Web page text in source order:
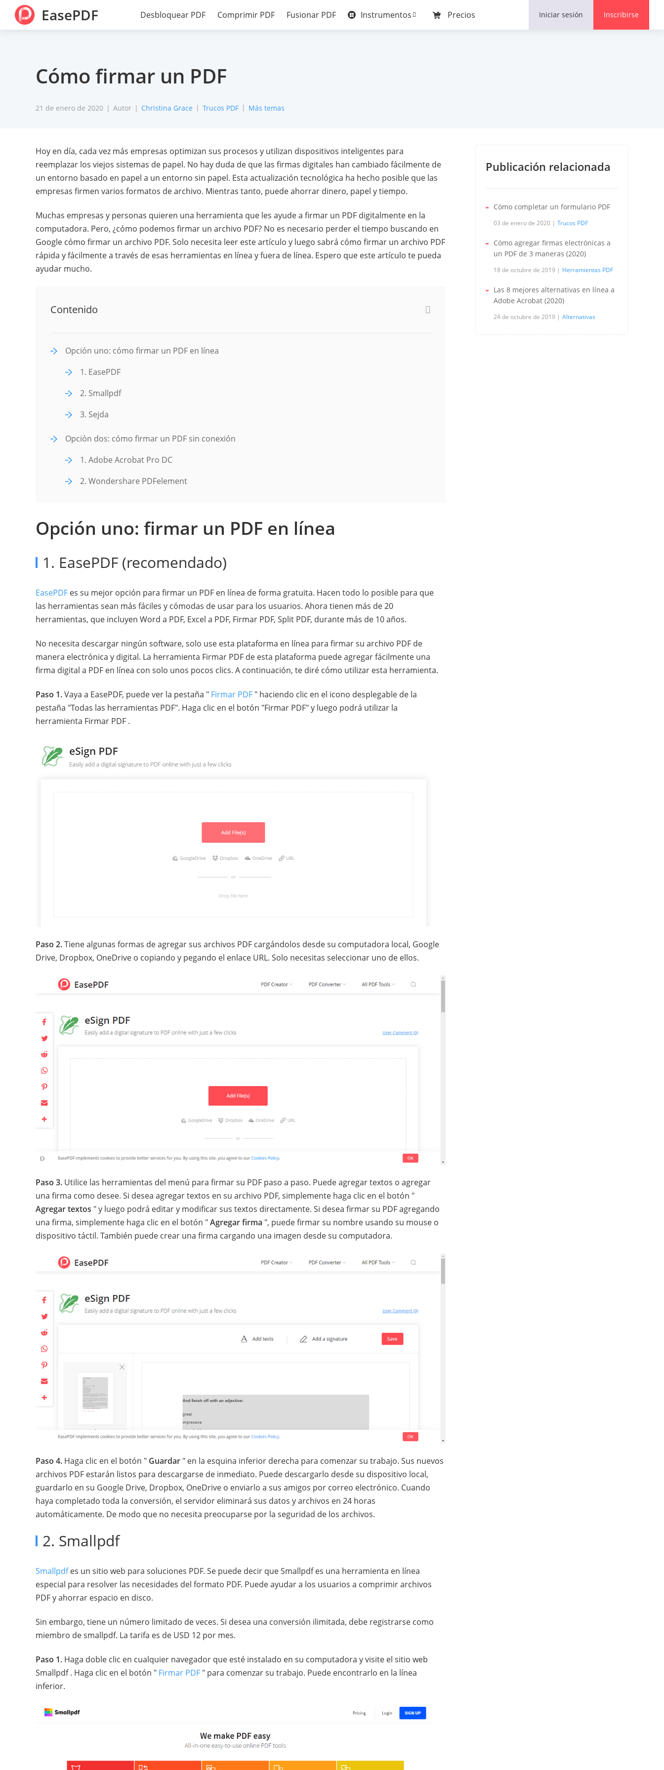
EasePDF Desbloquear PDF Comprimir PDF Fusionar PDF Instrumentos Precios Iniciar sesión Inscribirse
Cómo firmar un PDF
21 de enero de 2020 Autor Christina Grace Trucos PDF Más temas
Comentario
Hoy en día, cada vez más empresas optimizan sus procesos y utilizan dispositivos inteligentes para
reemplazar los viejos sistemas de papel. No hay duda de que las firmas digitales han cambiado fácilmente de
un entorno basado en papel a un entorno sin papel. Esta actualización tecnológica ha hecho posible que las
empresas firmen varios formatos de archivo. Mientras tanto, puede ahorrar dinero, papel y tiempo.
Muchas empresas y personas quieren una herramienta que les ayude a firmar un PDF digitalmente en la
computadora. Pero, ¿cómo podemos firmar un archivo PDF? No es necesario perder el tiempo buscando en
Google cómo firmar un archivo PDF. Solo necesita leer este artículo y luego sabrá cómo firmar un archivo PDF
rápida y fácilmente a través de esas herramientas en línea y fuera de línea. Espero que este artículo te pueda
ayudar mucho.
Contenido
Opción uno: cómo firmar un PDF en línea
1. EasePDF
2. Smallpdf
3. Sejda
Opción dos: cómo firmar un PDF sin conexión
1. Adobe Acrobat Pro DC
2. Wondershare PDFelement
Opción uno: firmar un PDF en línea
1. EasePDF (recomendado)
EasePDF es su mejor opción para firmar un PDF en línea de forma gratuita. Hacen todo lo posible para que
las herramientas sean más fáciles y cómodas de usar para los usuarios. Ahora tienen más de 20
herramientas, que incluyen Word a PDF, Excel a PDF, Firmar PDF, Split PDF, durante más de 10 años.
No necesita descargar ningún software, solo use esta plataforma en línea para firmar su archivo PDF de
manera electrónica y digital. La herramienta Firmar PDF de esta plataforma puede agregar fácilmente una
firma digital a PDF en línea con solo unos pocos clics. A continuación, te diré cómo utilizar esta herramienta.
Paso 1.Vaya a EasePDF, puede ver la pestaña " Firmar PDF " haciendo clic en el icono desplegable de la
pestaña "Todas las herramientas PDF". Haga clic en el botón "Firmar PDF" y luego podrá utilizar la
herramienta Firmar PDF .
Paso 2.Tiene algunas formas de agregar sus archivos PDF cargándolos desde su computadora local, Google
Drive, Dropbox, OneDrive o copiando y pegando el enlace URL. Solo necesitas seleccionar uno de ellos.
Paso 3. Utilice las herramientas del menú para firmar su PDF paso a paso. Puede agregar textos o agregar
una firma como desee. Si desea agregar textos en su archivo PDF, simplemente haga clic en el botón "
Agregar textos " y luego podrá editar y modificar sus textos directamente. Si desea firmar su PDF agregando
una firma, simplemente haga clic en el botón "Agregar firma ", puede firmar su nombre usando su mouse o
dispositivo táctil. También puede crear una firma cargando una imagen desde su computadora.
Paso 4. Haga clic en el botón " Guardar " en la esquina inferior derecha para comenzar su trabajo. Sus nuevos
archivos PDF estarán listos para descargarse de inmediato. Puede descargarlo desde su dispositivo local,
guardarlo en su Google Drive, Dropbox, OneDrive o enviarlo a sus amigos por correo electrónico. Cuando
haya completado toda la conversión, el servidor eliminará sus datos y archivos en 24 horas
automáticamente. De modo que no necesita preocuparse por la seguridad de los archivos.
2. Smallpdf
Smallpdfes un sitio web para soluciones PDF. Se puede decir que Smallpdf es una herramienta en línea
especial para resolver las necesidades del formato PDF. Puede ayudar a los usuarios a comprimir archivos
PDF y ahorrar espacio en disco.
Sin embargo, tiene un número limitado de veces. Si desea una conversión ilimitada, debe registrarse como
miembro de smallpdf. La tarifa es de USD 12 por mes.
Paso 1. Haga doble clic en cualquier navegador que esté instalado en su computadora y visite el sitio web
Smallpdf . Haga clic en el botón " Firmar PDF " para comenzar su trabajo. Puede encontrarlo en la línea
inferior.
Publicación relacionada
Cómo completar un formulario PDF
03 de enero de 2020 Trucos PDF
Cómo agregar firmas electrónicas a
un PDF de 3 maneras (2020)
18 de octubre de 2019 Herramientas PDF
Las 8 mejores alternativas en línea a
Adobe Acrobat (2020)
24 de octubre de 2019 Alternativas